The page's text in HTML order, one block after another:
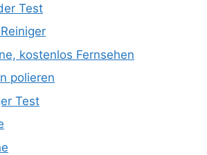
Test
kostenlos Fernsehen
polieren
Test